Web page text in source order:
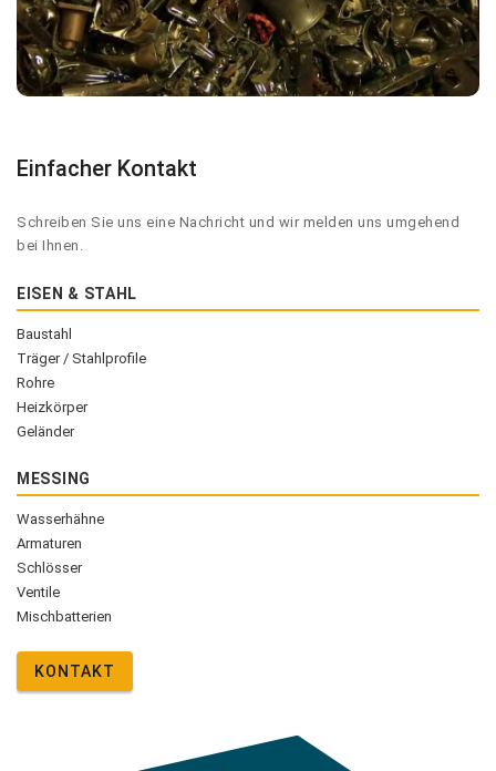
Einfacher Kontakt
Schreiben Sie uns eine Nachricht und wir melden uns umgehend
bei Ihnen.
EISEN & STAHL
Baustahl
Träger / Stahlprofile
Rohre
Heizkörper
Geländer
MESSING
Wasserhähne
Armaturen
Schlösser
Ventile
Mischbatterien
KONTAKT